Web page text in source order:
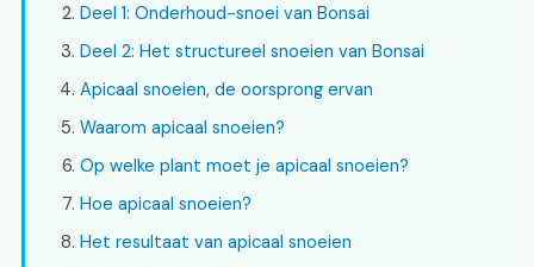
Deel 1: Onderhoud-snoei van Bonsai
Deel 2: Het structureel snoeien van Bonsai
Apicaal snoeien, de oorsprong ervan
Waarom apicaal snoeien?
Op welke plant moet je apicaal snoeien?
Hoe apicaal snoeien?
Het resultaat van apicaal snoeien